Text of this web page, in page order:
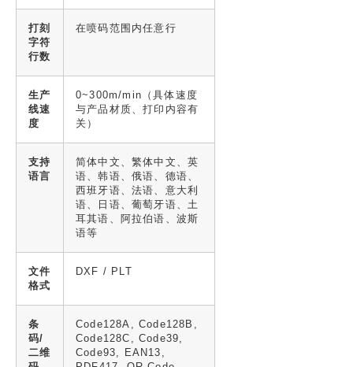
打刻
字符
行数
在喷码范围内任意行
生产
线速
度
0~300m/min（具体速度
与产品材质、打印内容有
关）
支持
语言
简体中文、繁体中文、英
语、韩语、俄语、德语、
西班牙语、法语、意大利
语、日语、葡萄牙语、土
耳其语、阿拉伯语、波斯
语等
文件
格式
DXF / PLT
条
码/
二维
Code128A, Code128B,
Code128C, Code39,
Code93, EAN13,